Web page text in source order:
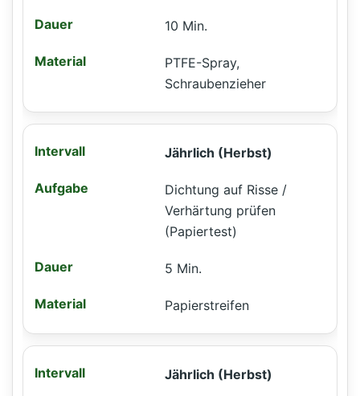
10 Min.
PTFE-Spray,
Schraubenzieher
Jährlich (Herbst)
Dichtung auf Risse /
Verhärtung prüfen
(Papiertest)
5 Min.
Papierstreifen
Jährlich (Herbst)